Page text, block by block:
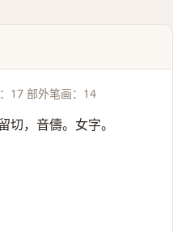
17 部外笔画：14
切，音儔。女字。